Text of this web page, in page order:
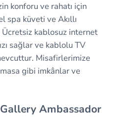
konforu ve rahatı için
spa küveti ve Akıllı
kablosuz internet
sağlar ve kablolu TV
Misafirlerimize
gibi imkânlar ve
Ambassador